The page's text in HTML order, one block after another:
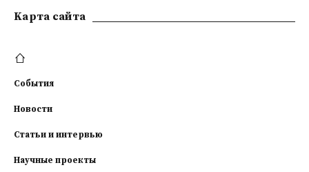
Kарта сайта
События
Новости
Статьи и интервью
Научные проекты